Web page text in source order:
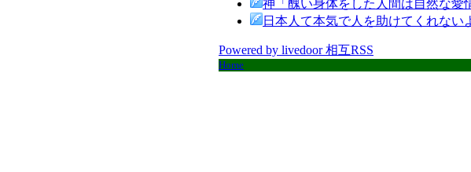
神「醜い身体をした人間は自然な愛
日本人て本気で人を助けてくれない
Powered by livedoor 相互RSS
Home